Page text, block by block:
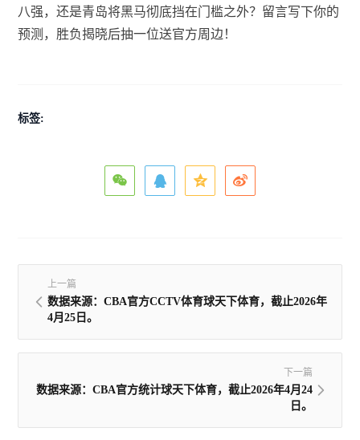
八强，还是青岛将黑马彻底挡在门槛之外？留言写下你的
预测，胜负揭晓后抽一位送官方周边！
标签:
上一篇
数据来源：CBA官方CCTV体育球天下体育，截止2026年
4月25日。
下一篇
数据来源：CBA官方统计球天下体育，截止2026年4月24
日。